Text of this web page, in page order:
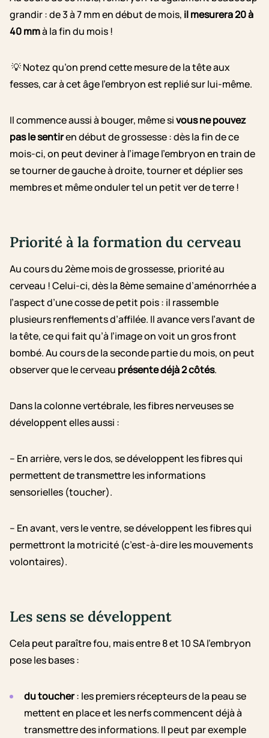
grandir : de 3 à 7 mm en début de mois, il mesurera 20 à
40 mmà la fin du mois !
💡 Notez qu’on prend cette mesure de la tête aux
fesses, car à cet âge l’embryon est replié sur lui-même.
Il commence aussi à bouger, même sivous ne pouvez
pas le sentirendébut de grossesse: dès la fin de ce
mois-ci, on peut deviner à l’image l’embryon en train de
se tourner de gauche à droite, tourner et déplier ses
membres et même onduler tel un petit ver de terre !
Priorité à la formation du cerveau
Au cours du 2ème mois de grossesse, priorité au
cerveau ! Celui-ci, dès la 8ème semaine d’aménorrhée a
l’aspect d’une cosse de petit pois : il rassemble
plusieurs renflements d’affilée. Il avance vers l’avant de
la tête, ce qui fait qu’à l’image on voit un gros front
bombé. Au cours de la seconde partie du mois, on peut
observer que le cerveau présente déjà 2 côtés.
Dans la colonne vertébrale, les fibres nerveuses se
développent elles aussi :
– En arrière, vers le dos, se développent les fibres qui
permettent de transmettre les informations
sensorielles (toucher).
– En avant, vers le ventre, se développent les fibres qui
permettront la motricité (c’est-à-dire les mouvements
volontaires).
Les sens se développent
Cela peut paraître fou, mais entre 8 et 10 SA l’embryon
pose les bases :
du toucher: les premiers récepteurs de la peau se
mettent en place et les nerfs commencent déjà à
transmettre des informations. Il peut par exemple